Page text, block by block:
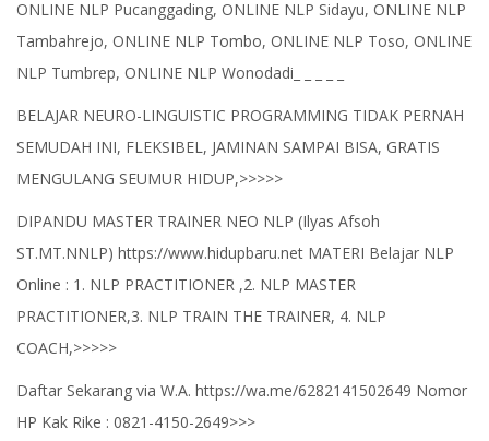
ONLINE NLP Pucanggading, ONLINE NLP Sidayu, ONLINE NLP
Tambahrejo, ONLINE NLP Tombo, ONLINE NLP Toso, ONLINE
NLP Tumbrep, ONLINE NLP Wonodadi_ _ _ _ _
BELAJAR NEURO-LINGUISTIC PROGRAMMING TIDAK PERNAH
SEMUDAH INI, FLEKSIBEL, JAMINAN SAMPAI BISA, GRATIS
MENGULANG SEUMUR HIDUP,>>>>>
DIPANDU MASTER TRAINER NEO NLP (Ilyas Afsoh
ST.MT.NNLP) https://www.hidupbaru.net MATERI Belajar NLP
Online : 1. NLP PRACTITIONER ,2. NLP MASTER
PRACTITIONER,3. NLP TRAIN THE TRAINER, 4. NLP
COACH,>>>>>
Daftar Sekarang via W.A. https://wa.me/6282141502649 Nomor
HP Kak Rike : 0821-4150-2649>>>